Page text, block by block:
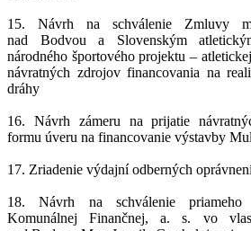
15. Návrh na schválenie Zmluvy
nad Bodvou a Slovenským
národného športového projektu –
návratných zdrojov financovania na
dráhy
16. Návrh zámeru na prijatie
formu úveru na financovanie výstavby
17. Zriadenie výdajní odberných
18. Návrh na schválenie
Komunálnej Finančnej, a. s. vo